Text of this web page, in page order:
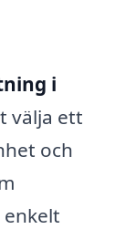
i
välja ett
och